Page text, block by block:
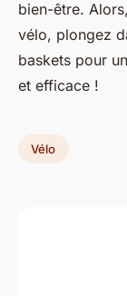
bien-être.
vélo, plongez
baskets pour
et efficace !
Vélo